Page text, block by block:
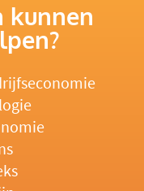
kunnen